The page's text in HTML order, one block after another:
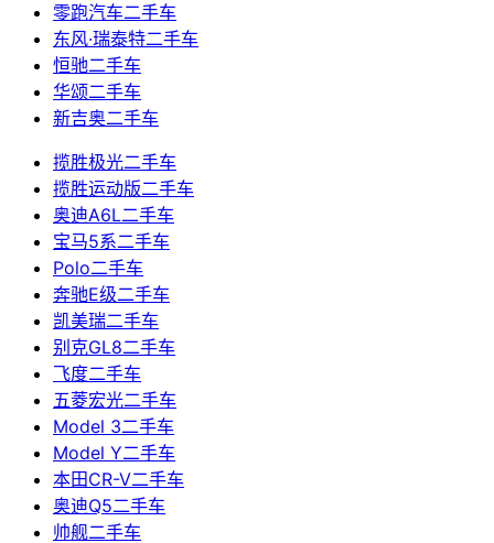
零跑汽车二手车
东风·瑞泰特二手车
恒驰二手车
华颂二手车
新吉奥二手车
揽胜极光二手车
揽胜运动版二手车
奥迪A6L二手车
宝马5系二手车
Polo二手车
奔驰E级二手车
凯美瑞二手车
别克GL8二手车
飞度二手车
五菱宏光二手车
Model 3二手车
Model Y二手车
本田CR-V二手车
奥迪Q5二手车
帅舰二手车